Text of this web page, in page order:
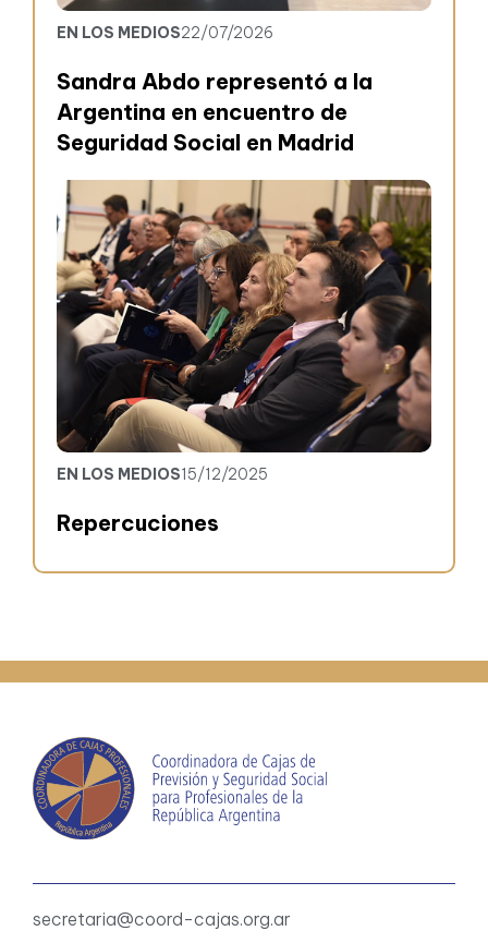
EN LOS MEDIOS22/07/2026
Sandra Abdo representó a la
Argentina en encuentro de
Seguridad Social en Madrid
EN LOS MEDIOS15/12/2025
Repercuciones
secretaria@coord-cajas.org.ar